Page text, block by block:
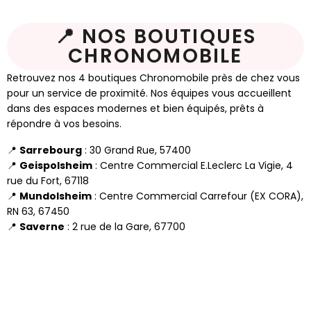
📍 NOS BOUTIQUES
CHRONOMOBILE
Retrouvez nos 4 boutiques Chronomobile près de chez vous
pour un service de proximité. Nos équipes vous accueillent
dans des espaces modernes et bien équipés, prêts à
répondre à vos besoins.
📍 Sarrebourg : 30 Grand Rue, 57400
📍 Geispolsheim : Centre Commercial E.Leclerc La Vigie, 4
rue du Fort, 67118
📍 Mundolsheim : Centre Commercial Carrefour (EX CORA),
RN 63, 67450
📍 Saverne : 2 rue de la Gare, 67700